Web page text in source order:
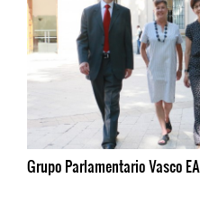
Grupo Parlamentario Vasco